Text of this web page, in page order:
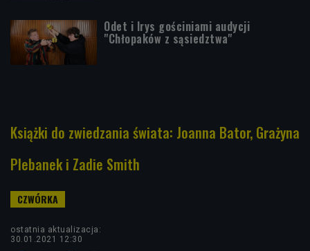
Odet i Irys gościniami audycji
"Chłopaków z sąsiedztwa"
Książki do zwiedzania świata: Joanna Bator, Grażyna
Plebanek i Zadie Smith
ostatnia aktualizacja:
30.01.2021 12:30